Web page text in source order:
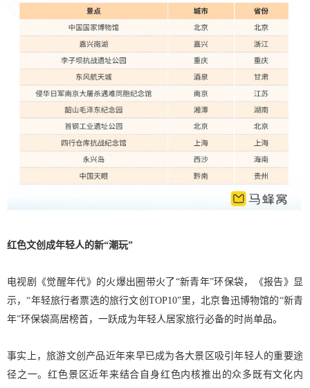
红色文创成年轻人的新“潮玩”
电视剧《觉醒年代》的火爆出圈带火了“新青年”环保袋，《报告》显
示，“年轻旅行者票选的旅行文创TOP10”里，北京鲁迅博物馆的“新青
年”环保袋高居榜首，一跃成为年轻人居家旅行必备的时尚单品。
事实上，旅游文创产品近年来早已成为各大景区吸引年轻人的重要途
径之一。红色景区近年来结合自身红色内核推出的众多既有文化内